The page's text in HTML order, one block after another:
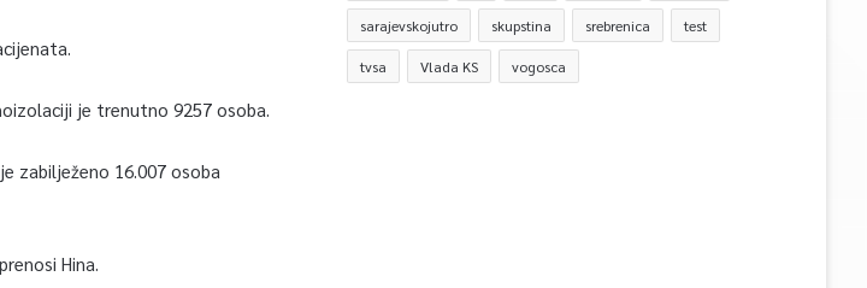
je trenutno 9257 osoba.
zabilježeno 16.007 osoba
Hina.
sarajevskojutro skupstina srebrenica test
tvsa Vlada KS vogosca